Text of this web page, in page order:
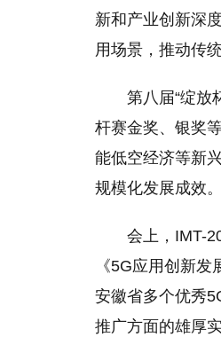
新和产业创新深
用场景，推动传
第八届“绽放
杆赛金奖、银奖
能低空经济等新
规模化发展成效。
会上，IMT-
《5G应用创新
安徽省多个优秀
推广方面的雄厚实